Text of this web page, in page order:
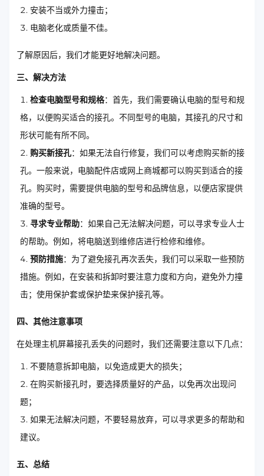
安装不当或外力撞击；
电脑老化或质量不佳。
了解原因后，我们才能更好地解决问题。
三、解决方法
检查电脑型号和规格：首先，我们需要确认电脑的型号和规
格，以便购买适合的接孔。不同型号的电脑，其接孔的尺寸和
形状可能有所不同。
购买新接孔：如果无法自行修复，我们可以考虑购买新的接
孔。一般来说，电脑配件店或网上商城都可以购买到适合的接
孔。购买时，需要提供电脑的型号和品牌信息，以便店家提供
准确的型号。
寻求专业帮助：如果自己无法解决问题，可以寻求专业人士
的帮助。例如，将电脑送到维修店进行检修和维修。
预防措施：为了避免接孔再次丢失，我们可以采取一些预防
措施。例如，在安装和拆卸时要注意力度和方向，避免外力撞
击；使用保护套或保护垫来保护接孔等。
四、其他注意事项
在处理主机屏幕接孔丢失的问题时，我们还需要注意以下几点：
不要随意拆卸电脑，以免造成更大的损失；
在购买新接孔时，要选择质量好的产品，以免再次出现问
题；
如果无法解决问题，不要轻易放弃，可以寻求更多的帮助和
建议。
五、总结